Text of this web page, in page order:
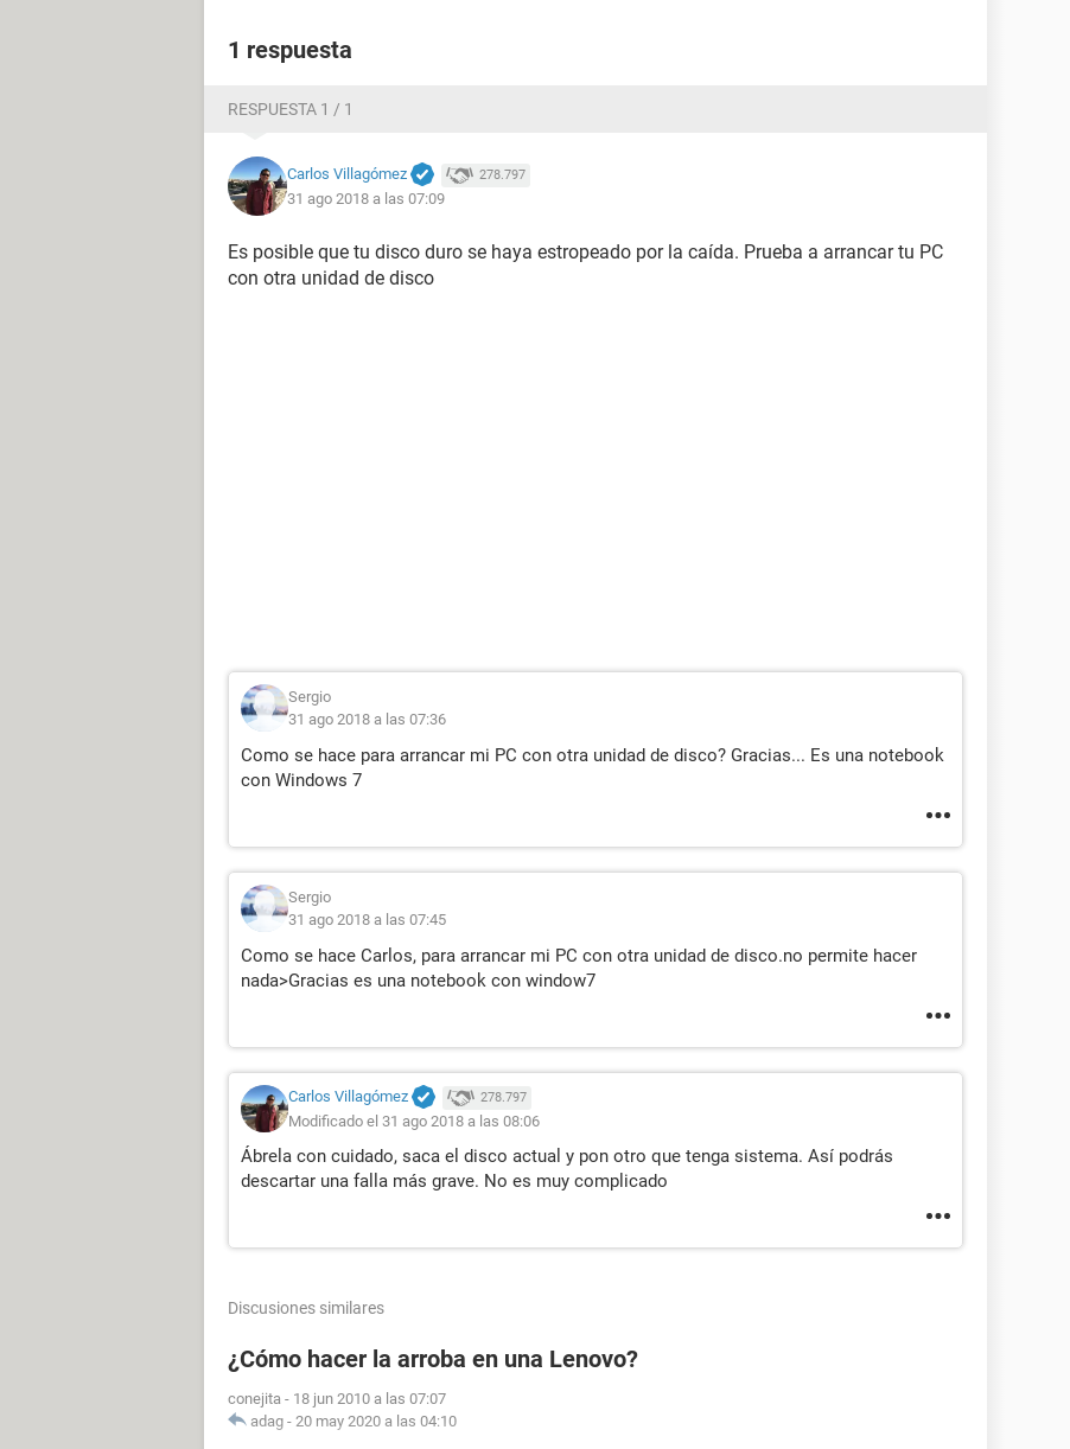
1 respuesta
RESPUESTA 1 / 1
Carlos Villagómez 278.797
31 ago 2018 a las 07:09
Es posible que tu disco duro se haya estropeado por la caída. Prueba a arrancar tu PC
con otra unidad de disco
Sergio
31 ago 2018 a las 07:36
Como se hace para arrancar mi PC con otra unidad de disco? Gracias... Es una notebook
con Windows 7
Sergio
31 ago 2018 a las 07:45
Como se hace Carlos, para arrancar mi PC con otra unidad de disco.no permite hacer
nada>Gracias es una notebook con window7
Carlos Villagómez 278.797
Modificado el 31 ago 2018 a las 08:06
Ábrela con cuidado, saca el disco actual y pon otro que tenga sistema. Así podrás
descartar una falla más grave. No es muy complicado
Discusiones similares
¿Cómo hacer la arroba en una Lenovo?
conejita - 18 jun 2010 a las 07:07
adag - 20 may 2020 a las 04:10